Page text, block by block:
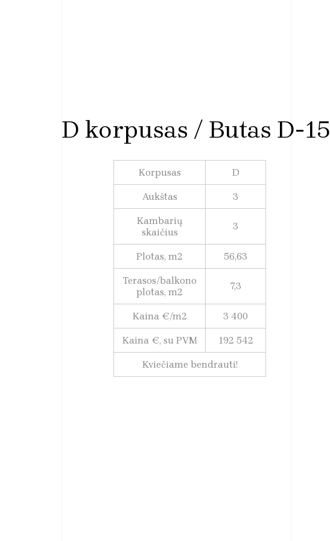
D korpusas / Butas D-15
Korpusas D
Aukštas 3
Kambarių
skaičius
3
Plotas, m2 56,63
Terasos/balkono
plotas, m2
7,3
Kaina €/m2 3 400
Kaina €, su PVM 192 542
Kviečiame bendrauti!